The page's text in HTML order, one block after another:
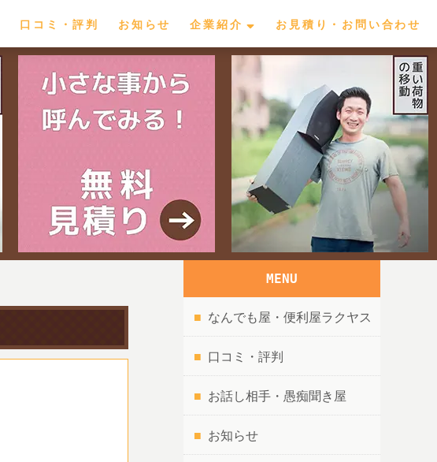
口コミ・評判 お知らせ 企業紹介 お見積り・お問い合わせ
MENU
なんでも屋・便利屋ラクヤス
口コミ・評判
お話し相手・愚痴聞き屋
お知らせ